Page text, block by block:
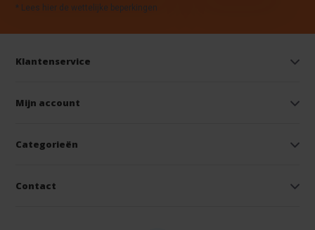
* Lees hier de wettelijke beperkingen
Klantenservice
Mijn account
Categorieën
Contact